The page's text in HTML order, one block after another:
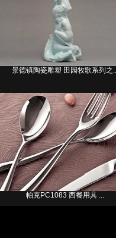
景德镇陶瓷雕塑 田园牧歌系列之
帕克PC1083 西餐用具 ...